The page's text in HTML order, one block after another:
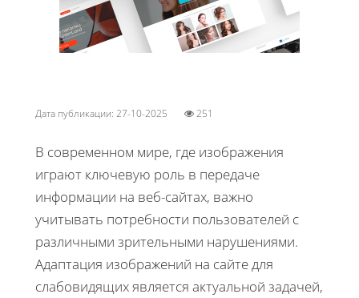
Дата публикации: 27-10-2025 251
В современном мире, где изображения
играют ключевую роль в передаче
информации на веб-сайтах, важно
учитывать потребности пользователей с
различными зрительными нарушениями.
Адаптация изображений на сайте для
слабовидящих является актуальной задачей,